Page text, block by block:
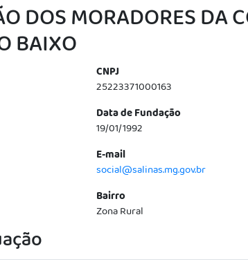
DOS MORADORES DA
BAIXO
CNPJ
25223371000163
Data de Fundação
19/01/1992
E-mail
social@salinas.mg.gov.br
Bairro
Zona Rural